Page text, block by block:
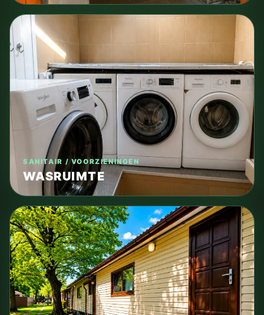
SANITAIR / VOORZIENINGEN
WASRUIMTE